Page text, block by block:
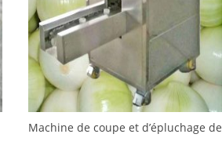
Machine de coupe et d’épluchage de